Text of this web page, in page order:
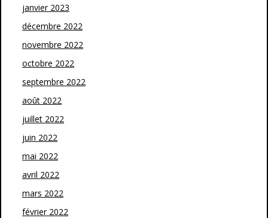
janvier 2023
décembre 2022
novembre 2022
octobre 2022
septembre 2022
août 2022
juillet 2022
juin 2022
mai 2022
avril 2022
mars 2022
février 2022